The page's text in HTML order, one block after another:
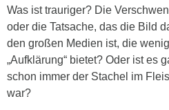
Was ist trauriger? Die
oder die Tatsache, das die Bild
den großen Medien ist, die
„Aufklärung“ bietet? Oder ist es
schon immer der Stachel im
war?